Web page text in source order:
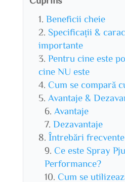
Beneficii cheie
Specificații &
importante
Pentru cine este
cine NU este
Cum se compară
Avantaje &
Avantaje
Dezavantaje
Întrebări frecvente
Ce este Spray
Performance?
Cum se